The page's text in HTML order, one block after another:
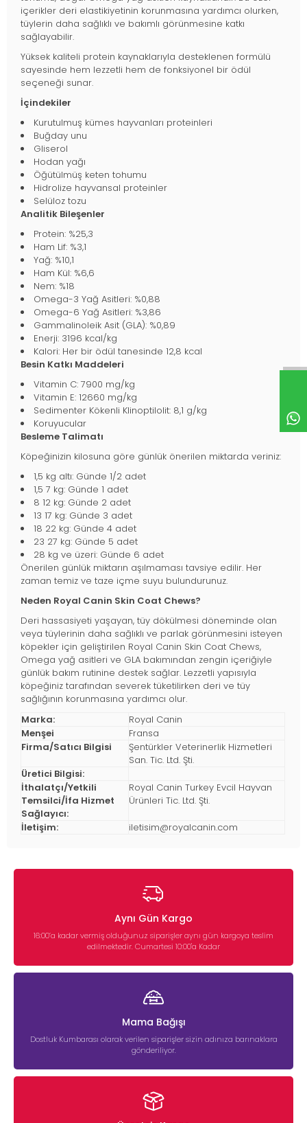
içerikler deri elastikiyetinin korunmasına yardımcı olurken,
tüylerin daha sağlıklı ve bakımlı görünmesine katkı
sağlayabilir.
Yüksek kaliteli protein kaynaklarıyla desteklenen formülü
sayesinde hem lezzetli hem de fonksiyonel bir ödül
seçeneği sunar.
İçindekiler
Kurutulmuş kümes hayvanları proteinleri
Buğday unu
Gliserol
Hodan yağı
Öğütülmüş keten tohumu
Hidrolize hayvansal proteinler
Selüloz tozu
Analitik Bileşenler
Protein: %25,3
Ham Lif: %3,1
Yağ: %10,1
Ham Kül: %6,6
Nem: %18
Omega-3 Yağ Asitleri: %0,88
Omega-6 Yağ Asitleri: %3,86
Gammalinoleik Asit (GLA): %0,89
Enerji: 3196 kcal/kg
Kalori: Her bir ödül tanesinde 12,8 kcal
Besin Katkı Maddeleri
Vitamin C: 7900 mg/kg
Vitamin E: 12660 mg/kg
Sedimenter Kökenli Klinoptilolit: 8,1 g/kg
Koruyucular
Besleme Talimatı
Köpeğinizin kilosuna göre günlük önerilen miktarda veriniz:
1,5 kg altı: Günde 1/2 adet
1,5 7 kg: Günde 1 adet
8 12 kg: Günde 2 adet
13 17 kg: Günde 3 adet
18 22 kg: Günde 4 adet
23 27 kg: Günde 5 adet
28 kg ve üzeri: Günde 6 adet
Önerilen günlük miktarın aşılmaması tavsiye edilir. Her
zaman temiz ve taze içme suyu bulundurunuz.
Neden Royal Canin Skin Coat Chews?
Deri hassasiyeti yaşayan, tüy dökülmesi döneminde olan
veya tüylerinin daha sağlıklı ve parlak görünmesini isteyen
köpekler için geliştirilen Royal Canin Skin Coat Chews,
Omega yağ asitleri ve GLA bakımından zengin içeriğiyle
günlük bakım rutinine destek sağlar. Lezzetli yapısıyla
köpeğiniz tarafından severek tüketilirken deri ve tüy
sağlığının korunmasına yardımcı olur.
Marka:
Royal Canin
Menşei
Fransa
Firma/Satıcı Bilgisi
Şentürkler Veterinerlik Hizmetleri
San. Tic. Ltd. Şti.
Üretici Bilgisi:
İthalatçı/Yetkili
Temsilci/İfa Hizmet
Sağlayıcı:
Royal Canin Turkey Evcil Hayvan
Ürünleri Tic. Ltd. Şti.
İletişim: iletisim@royalcanin.com
Aynı Gün Kargo
16:00’a kadar vermiş olduğunuz siparişler aynı gün kargoya teslim
edilmektedir. Cumartesi 10:00'a Kadar
Mama Bağışı
Dostluk Kumbarası olarak verilen siparişler sizin adınıza barınaklara
gönderiliyor.